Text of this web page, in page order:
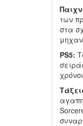
των
στα
PS5: